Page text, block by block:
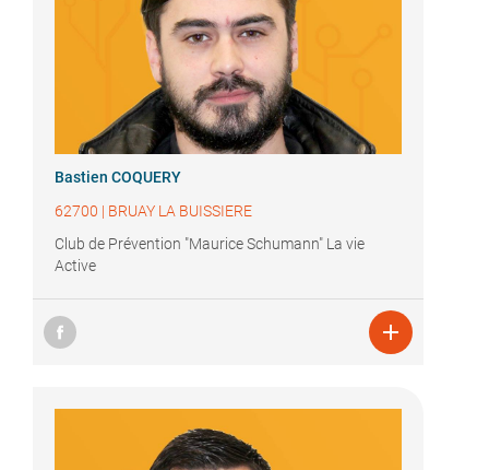
Bastien COQUERY
62700 | BRUAY LA BUISSIERE
Club de Prévention "Maurice Schumann" La vie
Active
